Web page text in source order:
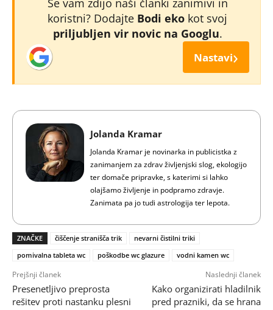
Se vam zdijo naši članki zanimivi in
koristni? Dodajte Bodi eko kot svoj
priljubljen vir novic na Googlu.
Nastavi›
Jolanda Kramar
Jolanda Kramar je novinarka in publicistka z
zanimanjem za zdrav življenjski slog, ekologijo
ter domače pripravke, s katerimi si lahko
olajšamo življenje in podpramo zdravje.
Zanimata pa jo tudi astrologija ter lepota.
ZNAČKE čiščenje stranišča trik
nevarni čistilni triki
pomivalna tableta wc
poškodbe wc glazure vodni kamen wc
Prejšnji članek
Presenetljivo preprosta
rešitev proti nastanku plesni
Naslednji članek
Kako organizirati hladilnik
pred prazniki, da se hrana